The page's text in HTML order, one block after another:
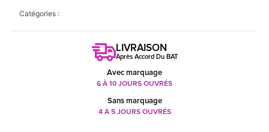
Catégories :
LIVRAISON
Après Accord Du BAT
Avec marquage
6 À 10 JOURS OUVRÉS
Sans marquage
4 À 5 JOURS OUVRÉS